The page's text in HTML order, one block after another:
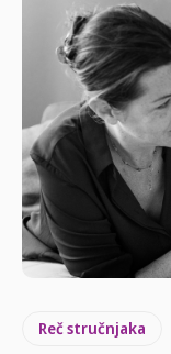
Reč stručnjaka